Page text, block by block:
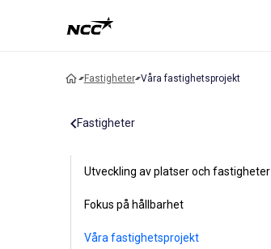
Fastigheter Våra fastighetsprojekt
Fastigheter
Utveckling av platser och fastigheter
Fokus på hållbarhet
Våra fastighetsprojekt